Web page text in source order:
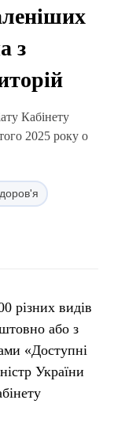
з
Кабінету
2025 року о
різних видів
або з
«Доступні
України